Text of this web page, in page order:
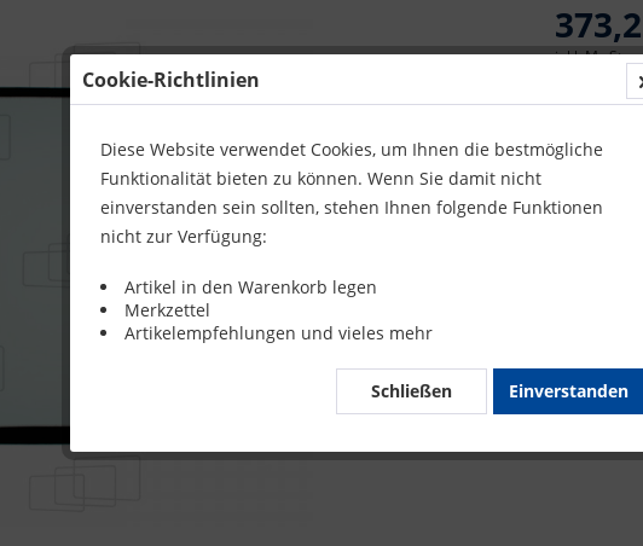
inkl. MwSt.
Merken
Cookie-Richtlinien
Diese Website verwendet Cookies, um Ihnen die bestmögliche
Funktionalität bieten zu können. Wenn Sie damit nicht
einverstanden sein sollten, stehen Ihnen folgende Funktionen
nicht zur Verfügung:
Artikel in den Warenkorb legen
Merkzettel
Artikelempfehlungen und vieles mehr
Einverstanden
Schließen